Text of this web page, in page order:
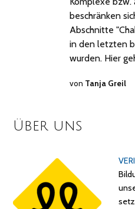
beschränken
Abschnitte
in den letzten
wurden. Hier
von Tanja Greil
Über uns